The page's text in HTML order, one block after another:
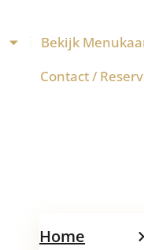
Bekijk
Contact /
Home